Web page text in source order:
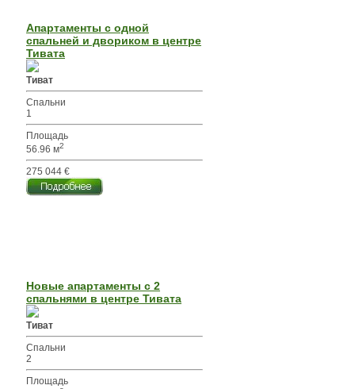
Апартаменты с одной
спальней и двориком в центре
Тивата
Тиват
Спальни
1
Площадь
56.96 м2
275 044 €
Новые апартаменты с 2
спальнями в центре Тивата
Тиват
Спальни
2
Площадь